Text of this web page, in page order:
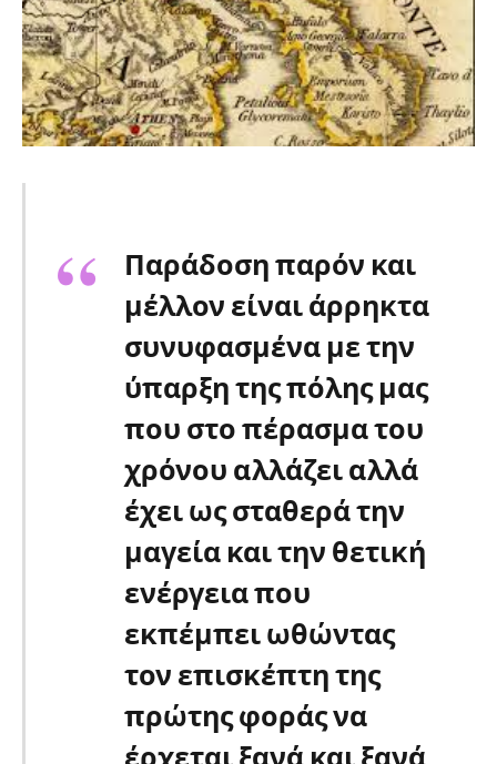
Παράδοση παρόν και
μέλλον είναι άρρηκτα
συνυφασμένα με την
ύπαρξη της πόλης μας
που στο πέρασμα του
χρόνου αλλάζει αλλά
έχει ως σταθερά την
μαγεία και την θετική
ενέργεια που
εκπέμπει ωθώντας
τον επισκέπτη της
πρώτης φοράς να
έρχεται ξανά και ξανά